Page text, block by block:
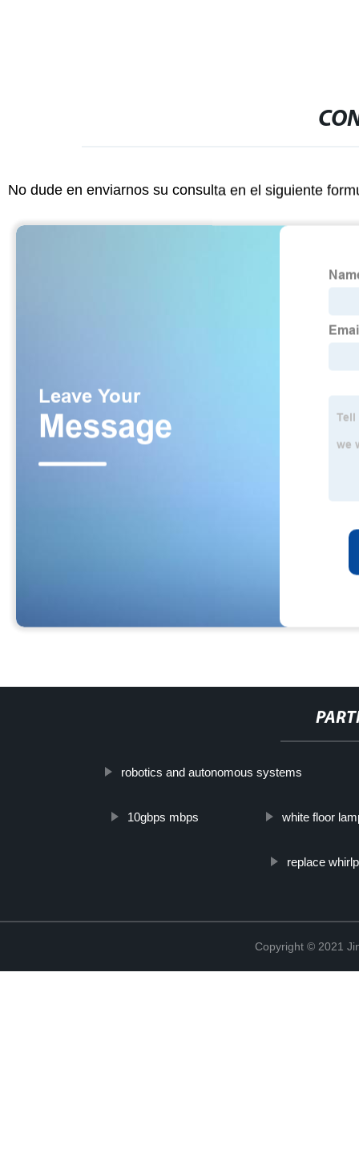
No dude en enviarnos su consulta en el siguiente
robotics and autonomous systems
10gbps mbps white floor
replace
Copyright © 2021